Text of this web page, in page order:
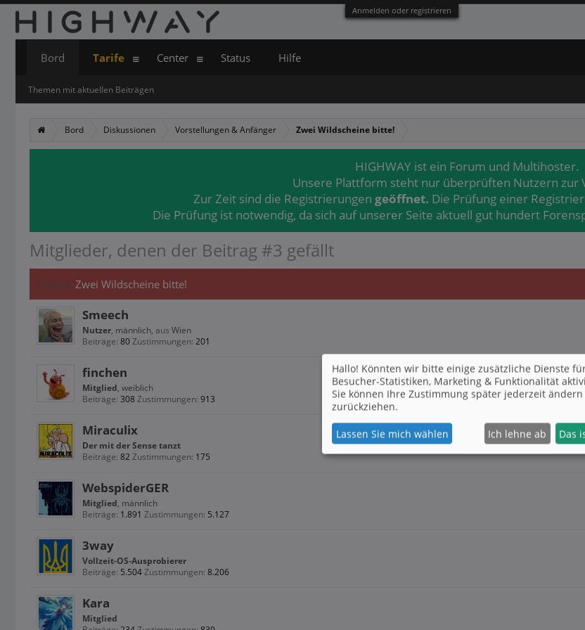
Anmelden oder registrieren
Bord Diskussionen Vorstellungen & Anfänger Zwei Wildscheine bitte!
HIGHWAY ist ein Forum und Multihoster.
Unsere Plattform steht nur überprüften Nutzern zur
Zur Zeit sind die Registrierungen geöffnet. Die Prüfung einer
Die Prüfung ist notwendig, da sich auf unserer Seite aktuell gut hundert
Mitglieder, denen der Beitrag #3 gefällt
Thema: Zwei Wildscheine bitte!
Smeech
Nutzer, männlich, aus Wien
Beiträge: 80Zustimmungen: 201
finchen
Mitglied, weiblich
Beiträge: 308 Zustimmungen: 913
Miraculix
Der mit der Sense tanzt
Beiträge: 82Zustimmungen: 175
WebspiderGER
Mitglied, männlich
Beiträge: 1.891 Zustimmungen: 5.127
3way
Vollzeit-OS-Ausprobierer
Beiträge: 5.504Zustimmungen: 8.206
Kara
Mitglied
Bord
Themen mit aktuellen Beiträgen
Tarife Center Status Hilfe
Hallo! Könnten wir bitte einige zusätzliche Dienste
Besucher-Statistiken, Marketing & Funktionalität
Sie können Ihre Zustimmung später jederzeit
zurückziehen.
Lassen Sie mich wählen Ich lehne ab Das